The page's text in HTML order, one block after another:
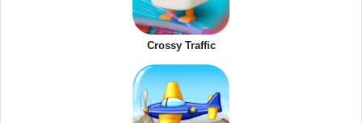
Crossy Traffic